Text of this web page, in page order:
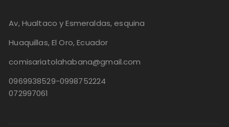
Av, Hualtaco y Esmeraldas, esquina
Huaquillas, El Oro, Ecuador
comisariatolahabana@gmail.com
0969938529-0998752224
072997061